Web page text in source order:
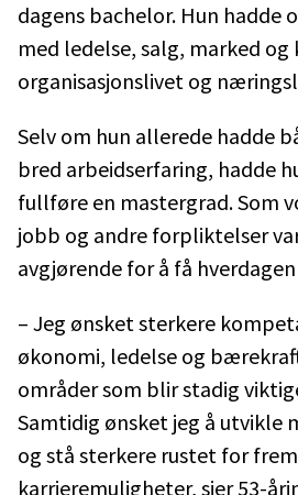
dagens bachelor. Hun hadde
med ledelse, salg, marked
organisasjonslivet og
Selv om hun allerede hadde
bred arbeidserfaring, hadde
fullføre en mastergrad. Som
jobb og andre forpliktelser
avgjørende for å få
– Jeg ønsket sterkere
økonomi, ledelse og
områder som blir stadig
Samtidig ønsket jeg å utvikle
og stå sterkere rustet for
karrieremuligheter, sier 53-